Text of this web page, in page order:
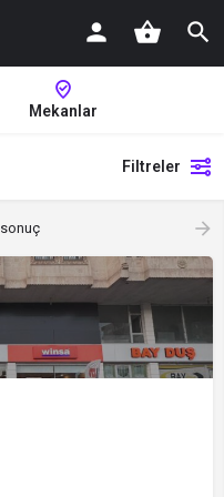
Mekanlar
Filtreler
sonuç